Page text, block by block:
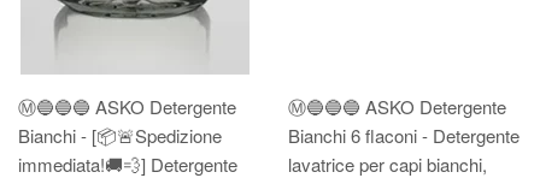
Ⓜ️🔵🔵🔵 ASKO Detergente
Bianchi - [📦🚨Spedizione
immediata!🚚💨] Detergente
Ⓜ️🔵🔵🔵 ASKO Detergente
Bianchi 6 flaconi - Detergente
lavatrice per capi bianchi,